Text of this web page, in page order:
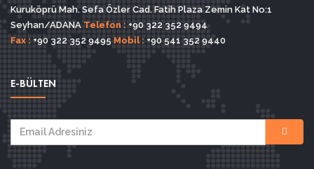
Kuruköprü Mah. Sefa Özler Cad. Fatih Plaza Zemin Kat No:1
Seyhan/ADANA Telefon : +90 322 352 9494
Fax : +90 322 352 9495 Mobil : +90 541 352 9440
E-BÜLTEN